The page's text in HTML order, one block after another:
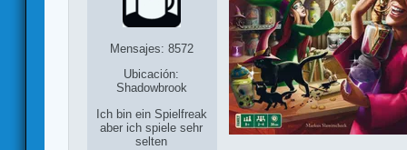
Mensajes: 8572
Ubicación:
Shadowbrook
Ich bin ein Spielfreak
aber ich spiele sehr
selten